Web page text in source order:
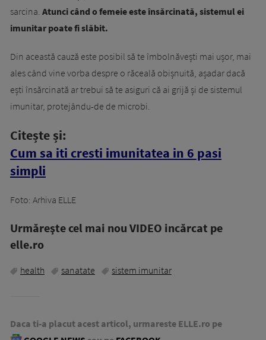
sarcina. Atunci când o femeie este însărcinată, sistemul ei
imunitar poate fi slăbit.
Din această cauză este posibil să te îmbolnăvești mai ușor, mai
ales când vine vorba despre o răceală obișnuită, așadar dacă
ești însărcinată ar trebui să te asiguri că ai grijă și de sistemul
imunitar, protejându-de de microbi.
Citește și:
Cum sa iti cresti imunitatea in 6 pasi
simpli
Foto: Arhiva ELLE
Urmăreşte cel mai nou VIDEO incărcat pe
elle.ro
health sanatate sistem imunitar
Daca ti-a placut acest articol, urmareste ELLE.ro pe